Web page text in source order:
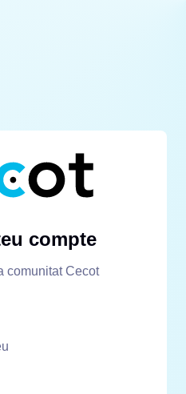
compte
comunitat Cecot